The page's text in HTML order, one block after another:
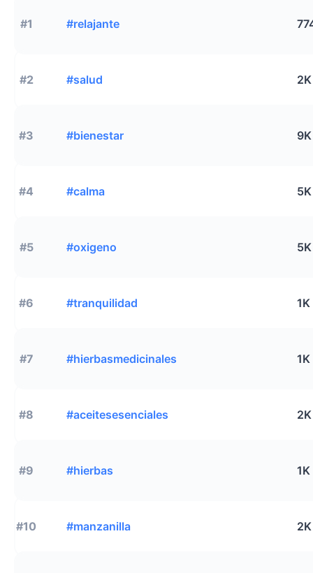
#1 #relajante
#2 #salud 2K
#3 #bienestar 9K
#4 #calma 5K
#5 #oxigeno 5K
#6 #tranquilidad 1K
#7 #hierbasmedicinales 1K
#8 #aceitesesenciales 2K
#9 #hierbas 1K
#10 #manzanilla 2K